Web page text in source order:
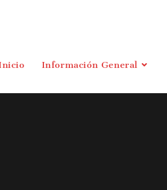
Información General